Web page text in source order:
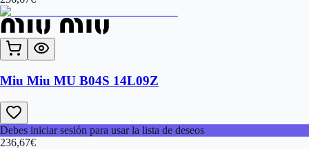
Miu Miu MU B04S 14L09Z
Debes iniciar sesión para usar la lista de deseos
236,67€